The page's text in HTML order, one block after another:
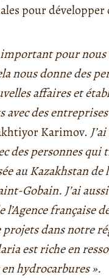
pour développer
important pour
nous donne des
affaires et
avec des
Karimov.
des personnes
au Kazakhstan de
Gobain. J’ai
l’Agence française
projets dans notre
est riche en
hydrocarbures ».